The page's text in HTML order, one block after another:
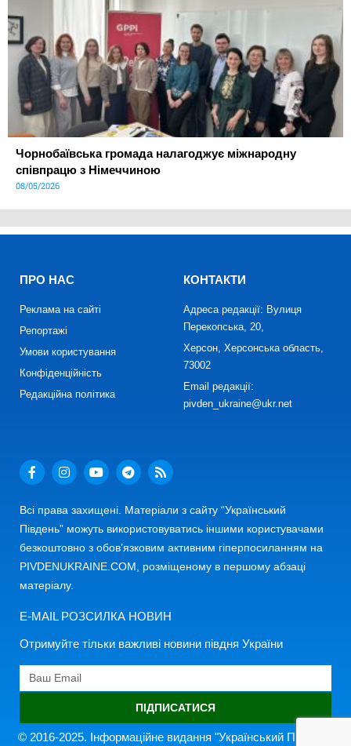
Чорнобаївська громада налагоджує міжнародну
співпрацю з Німеччиною
08/05/2026
ПРО НАС
Реклама на сайті
Репортажі
Умови користування
Конфіденційність
Редакційна політика
КОНТАКТИ
Адреса редакції: Вулиця
Перекопська, 20,
Херсон, Херсонська область,
73002
Email редакції:
pivden_ukraine@ukr.net
Всі права захищені. Матеріали з сайту “Український
Південь” можуть використовуватись іншими користувачами
безкоштовно з обов’язковим активним гіперпосиланням на
PIVDENUKRAINE.COM, розміщеному в першому абзаці
матеріалу.
E-MAIL РОЗСИЛКА НОВИН
Отримуйте тільки важливі новини півдня України
ПІДПИСАТИСЯ
© 2016-2025. Інформаційне видання "Український Південь"